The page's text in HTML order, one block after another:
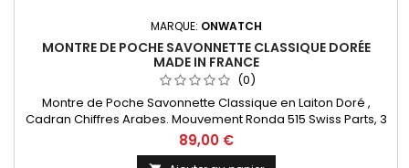
MARQUE: ONWATCH
MONTRE DE POCHE SAVONNETTE CLASSIQUE DORÉE
MADE IN FRANCE
(0)
Montre de Poche Savonnette Classique en Laiton Doré ,
Cadran Chiffres Arabes. Mouvement Ronda 515 Swiss Parts, 3
aiguilles et dateur à 6h. Fabrication Française.
89,00 €